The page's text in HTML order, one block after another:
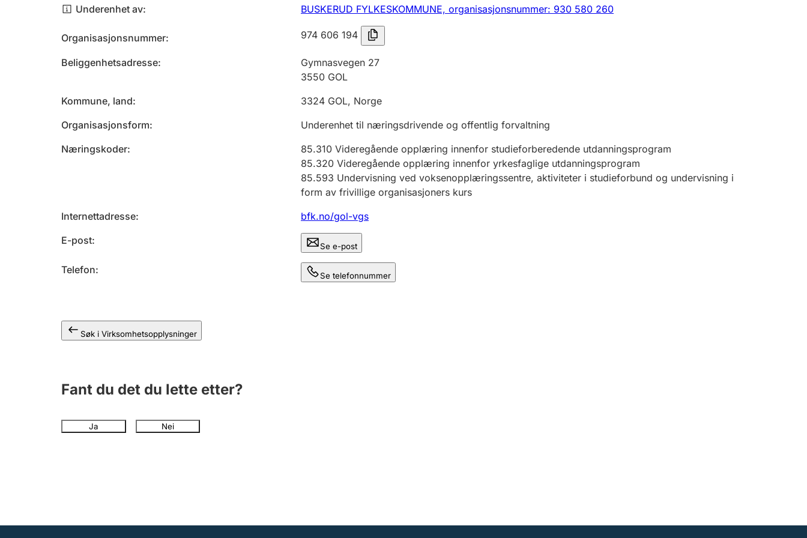
Underenhet av BUSKERUD FYLKESKOMMUNE, organisasjonsnummer: 930 580 260
Organisasjonsnummer 974 606 194
Beliggenhetsadresse
Gymnasvegen 27
3550 GOL
Kommune, land
3324 GOL, Norge
Organisasjonsform
Underenhet til næringsdrivende og offentlig forvaltning
Næringskoder
85.310 Videregående opplæring innenfor studieforberedende utdanningsprogram
85.320 Videregående opplæring innenfor yrkesfaglige utdanningsprogram
85.593 Undervisning ved voksenopplæringssentre, aktiviteter i studieforbund og undervisning i
form av frivillige organisasjoners kurs
Internettadresse
bfk.no/gol-vgs
E-post
Se e-post
Telefon Se telefonnummer
Søk i Virksomhetsopplysninger
Fant du det du lette etter?
Ja Nei